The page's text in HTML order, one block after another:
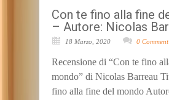
Con te fino alla fine
– Autore: Nicolas
18 Marzo, 2020 0 Comment
Recensione di “Con te fino
mondo” di Nicolas Barreau
fino alla fine del mondo